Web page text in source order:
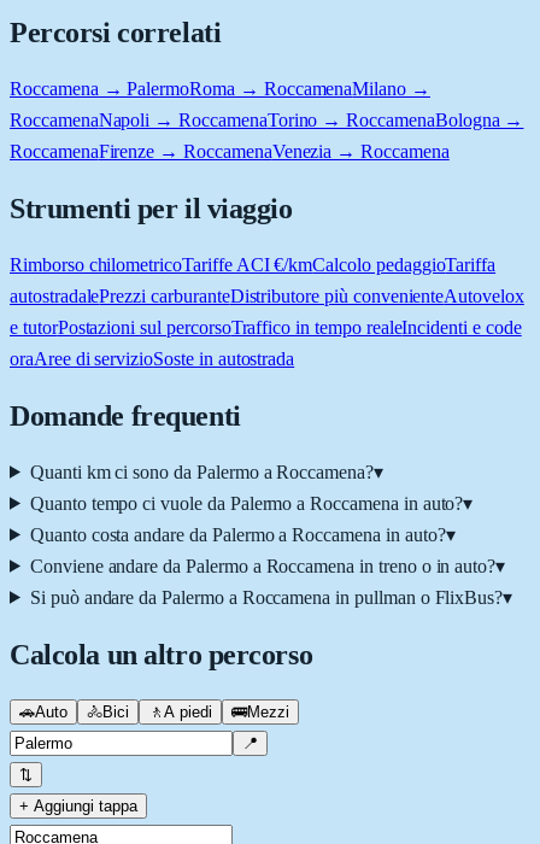
Percorsi correlati
Roccamena → PalermoRoma → RoccamenaMilano →
RoccamenaNapoli → RoccamenaTorino → RoccamenaBologna →
RoccamenaFirenze → RoccamenaVenezia → Roccamena
Strumenti per il viaggio
Rimborso chilometricoTariffe ACI €/kmCalcolo pedaggioTariffa
autostradalePrezzi carburanteDistributore più convenienteAutovelox
e tutorPostazioni sul percorsoTraffico in tempo realeIncidenti e code
oraAree di servizioSoste in autostrada
Domande frequenti
Quanti km ci sono da Palermo a Roccamena?▾
Quanto tempo ci vuole da Palermo a Roccamena in auto?▾
Quanto costa andare da Palermo a Roccamena in auto?▾
Conviene andare da Palermo a Roccamena in treno o in auto?▾
Si può andare da Palermo a Roccamena in pullman o FlixBus?▾
Calcola un altro percorso
🚗Auto 🚴Bici 🚶 A piedi 🚌Mezzi
📍
⇅
+ Aggiungi tappa